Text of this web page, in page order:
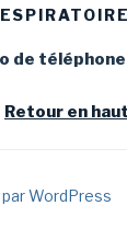
de
Retour en haut
WordPress